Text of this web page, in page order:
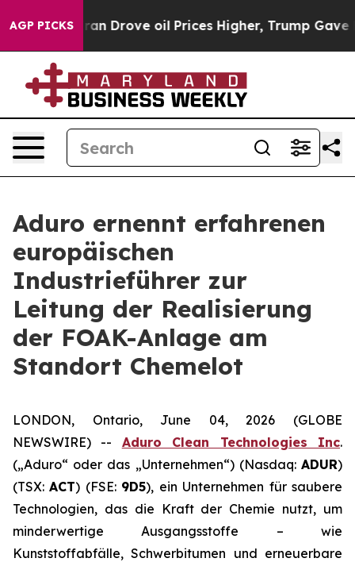
AGP PICKS
Iran Drove oil Prices Higher, Trump Gave
Aduro ernennt erfahrenen
europäischen
Industrieführer zur
Leitung der Realisierung
der FOAK-Anlage am
Standort Chemelot
LONDON, Ontario, June 04, 2026 (GLOBE
NEWSWIRE) -- Aduro Clean Technologies Inc.
(„Aduro“ oder das „Unternehmen“) (Nasdaq: ADUR)
(TSX:ACT) (FSE: 9D5), ein Unternehmen für saubere
Technologien, das die Kraft der Chemie nutzt, um
minderwertige Ausgangsstoffe – wie
Kunststoffabfälle, Schwerbitumen und erneuerbare